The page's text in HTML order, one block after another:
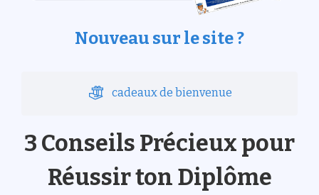
Nouveau sur le site ?
cadeaux de bienvenue
3 Conseils Précieux pour
Réussir ton Diplôme